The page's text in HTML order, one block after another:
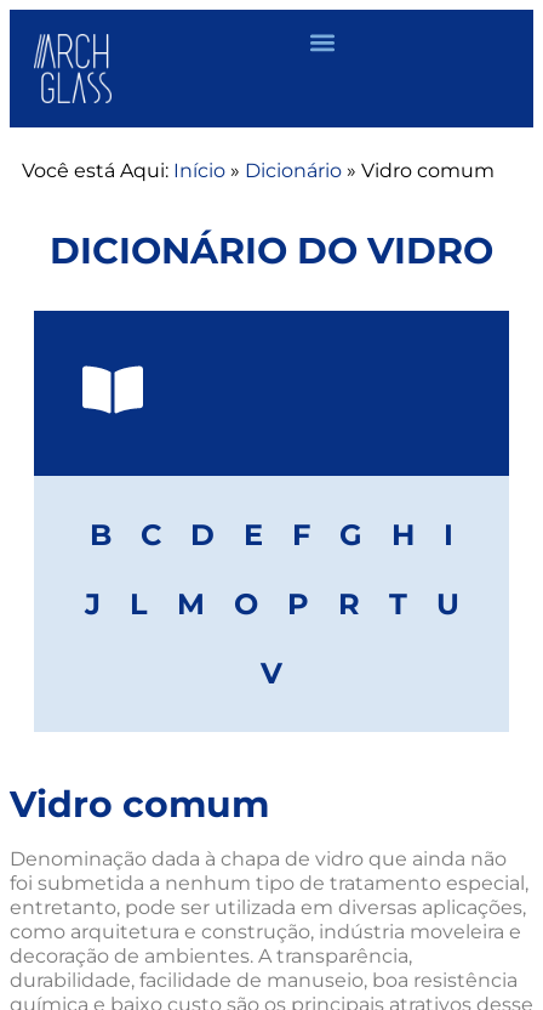
Você está Aqui: Início » Dicionário » Vidro comum
DICIONÁRIO DO VIDRO
B C D E F G H
I
J
L M O P R T
U
V
Vidro comum
Denominação dada à chapa de vidro que ainda não
foi submetida a nenhum tipo de tratamento especial,
entretanto, pode ser utilizada em diversas aplicações,
como arquitetura e construção, indústria moveleira e
decoração de ambientes. A transparência,
durabilidade, facilidade de manuseio, boa resistência
química e baixo custo são os principais atrativos desse